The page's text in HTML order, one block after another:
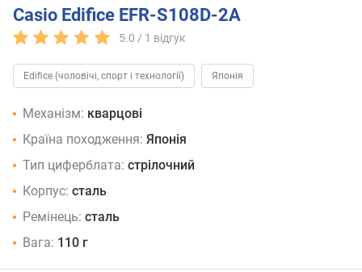
Casio Edifice EFR-S108D-2A
5.0 / 1 відгук
Edifice (чоловічі, спорт і технології) Японія
Механізм: кварцові
Країна походження: Японія
Тип циферблата: стрілочний
Корпус: сталь
Ремінець: сталь
Вага: 110 г